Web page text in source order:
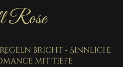
bricht - Sinnliche
mit Tiefe